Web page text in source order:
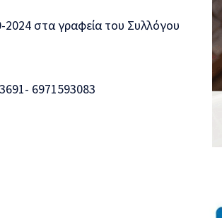
στα γραφεία του Συλλόγου
6971593083